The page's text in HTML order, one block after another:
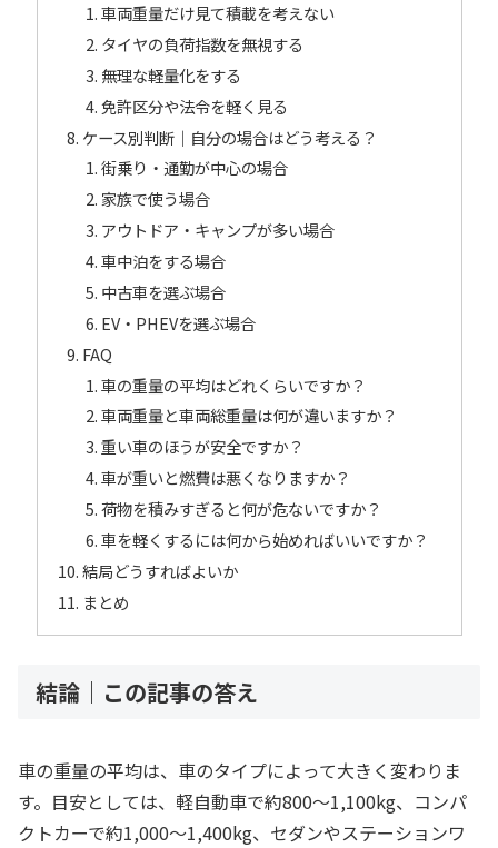
車両重量だけ見て積載を考えない
タイヤの負荷指数を無視する
無理な軽量化をする
免許区分や法令を軽く見る
ケース別判断｜自分の場合はどう考える？
街乗り・通勤が中心の場合
家族で使う場合
アウトドア・キャンプが多い場合
車中泊をする場合
中古車を選ぶ場合
EV・PHEVを選ぶ場合
FAQ
車の重量の平均はどれくらいですか？
車両重量と車両総重量は何が違いますか？
重い車のほうが安全ですか？
車が重いと燃費は悪くなりますか？
荷物を積みすぎると何が危ないですか？
車を軽くするには何から始めればいいですか？
結局どうすればよいか
まとめ
結論｜この記事の答え
車の重量の平均は、車のタイプによって大きく変わりま
す。目安としては、軽自動車で約800〜1,100kg、コンパ
クトカーで約1,000〜1,400kg、セダンやステーションワ